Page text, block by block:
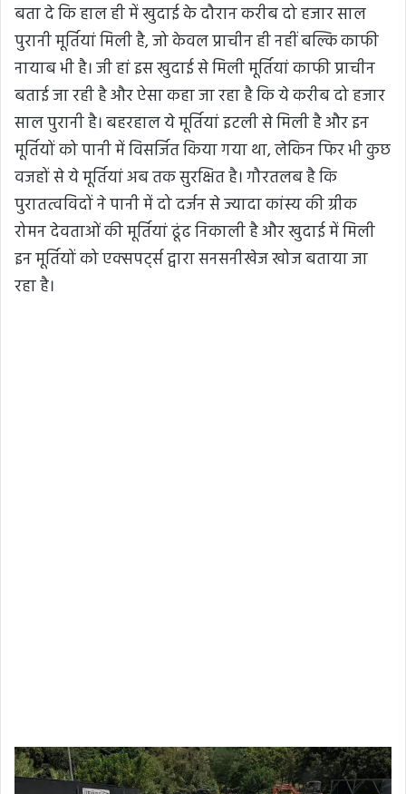
बता दे कि हाल ही में खुदाई के दौरान करीब दो हजार साल
पुरानी मूर्तियां मिली है, जो केवल प्राचीन ही नहीं बल्कि काफी
नायाब भी है। जी हां इस खुदाई से मिली मूर्तियां काफी प्राचीन
बताई जा रही है और ऐसा कहा जा रहा है कि ये करीब दो हजार
साल पुरानी है। बहरहाल ये मूर्तियां इटली से मिली है और इन
मूर्तियों को पानी में विसर्जित किया गया था, लेकिन फिर भी कुछ
वजहों से ये मूर्तियां अब तक सुरक्षित है। गौरतलब है कि
पुरातत्वविदों ने पानी में दो दर्जन से ज्यादा कांस्य की ग्रीक
रोमन देवताओं की मूर्तियां ढूंढ निकाली है और खुदाई में मिली
इन मूर्तियों को एक्सपर्ट्स द्वारा सनसनीखेज खोज बताया जा
रहा है।